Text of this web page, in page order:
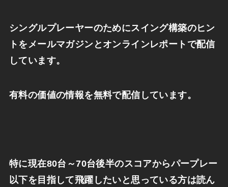
シングルプレーヤーのためにスイング構築のヒン
トをメールマガジンとオンラインレポートで配信
しています。
有料の価値の情報を無料で配信しています。
特に現在80台～70台後半のスコアからパープレー
以下を目指して飛躍したいと思っている方は読ん